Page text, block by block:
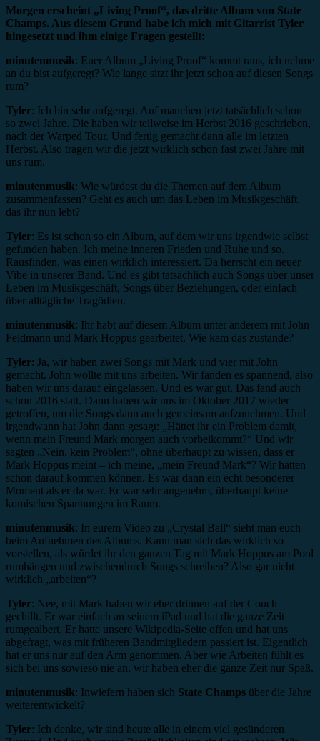
Morgen erscheint „Living Proof“, das dritte Album von State
Champs. Aus diesem Grund habe ich mich mit Gitarrist Tyler
hingesetzt und ihm einige Fragen gestellt:
minutenmusik: Euer Album „Living Proof“ kommt raus, ich nehme
an du bist aufgeregt? Wie lange sitzt ihr jetzt schon auf diesen Songs
rum?
Tyler: Ich bin sehr aufgeregt. Auf manchen jetzt tatsächlich schon
so zwei Jahre. Die haben wir teilweise im Herbst 2016 geschrieben,
nach der Warped Tour. Und fertig gemacht dann alle im letzten
Herbst. Also tragen wir die jetzt wirklich schon fast zwei Jahre mit
uns rum.
minutenmusik: Wie würdest du die Themen auf dem Album
zusammenfassen? Geht es auch um das Leben im Musikgeschäft,
das ihr nun lebt?
Tyler: Es ist schon so ein Album, auf dem wir uns irgendwie selbst
gefunden haben. Ich meine inneren Frieden und Ruhe und so.
Rausfinden, was einen wirklich interessiert. Da herrscht ein neuer
Vibe in unserer Band. Und es gibt tatsächlich auch Songs über unser
Leben im Musikgeschäft, Songs über Beziehungen, oder einfach
über alltägliche Tragödien.
minutenmusik: Ihr habt auf diesem Album unter anderem mit John
Feldmann und Mark Hoppus gearbeitet. Wie kam das zustande?
Tyler: Ja, wir haben zwei Songs mit Mark und vier mit John
gemacht. John wollte mit uns arbeiten. Wir fanden es spannend, also
haben wir uns darauf eingelassen. Und es war gut. Das fand auch
schon 2016 statt. Dann haben wir uns im Oktober 2017 wieder
getroffen, um die Songs dann auch gemeinsam aufzunehmen. Und
irgendwann hat John dann gesagt: „Hättet ihr ein Problem damit,
wenn mein Freund Mark morgen auch vorbeikommt?“ Und wir
sagten „Nein, kein Problem“, ohne überhaupt zu wissen, dass er
Mark Hoppus meint – ich meine, „mein Freund Mark“? Wir hätten
schon darauf kommen können. Es war dann ein echt besonderer
Moment als er da war. Er war sehr angenehm, überhaupt keine
komischen Spannungen im Raum.
minutenmusik: In eurem Video zu „Crystal Ball“ sieht man euch
beim Aufnehmen des Albums. Kann man sich das wirklich so
vorstellen, als würdet ihr den ganzen Tag mit Mark Hoppus am Pool
rumhängen und zwischendurch Songs schreiben? Also gar nicht
wirklich „arbeiten“?
Tyler: Nee, mit Mark haben wir eher drinnen auf der Couch
gechillt. Er war einfach an seinem iPad und hat die ganze Zeit
rumgealbert. Er hatte unsere Wikipedia-Seite offen und hat uns
abgefragt, was mit früheren Bandmitgliedern passiert ist. Eigentlich
hat er uns nur auf den Arm genommen. Aber wie Arbeiten fühlt es
sich bei uns sowieso nie an, wir haben eher die ganze Zeit nur Spaß.
minutenmusik: Inwiefern haben sich State Champs über die Jahre
weiterentwickelt?
Tyler: Ich denke, wir sind heute alle in einem viel gesünderen